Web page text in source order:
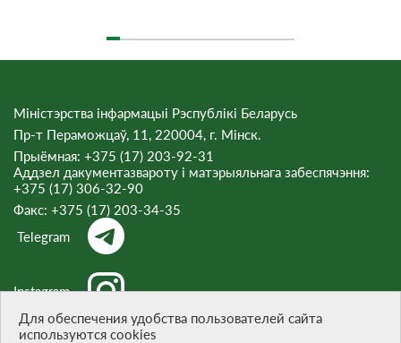
Міністэрства інфармацыі Рэспублікі Беларусь
Пр-т Пераможцаў, 11, 220004, г. Мінск.
Прыёмная: +375 (17) 203-92-31
Аддзел дакументазвароту і матэрыяльнага забеспячэння:
+375 (17) 306-32-90
Факс: +375 (17) 203-34-35
Telegram
Instagram
Для обеспечения удобства пользователей сайта
используются cookies